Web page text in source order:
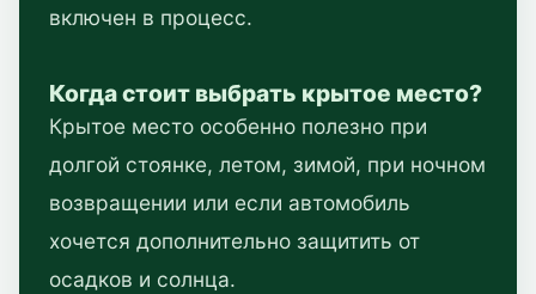
включен в процесс.
Когда стоит выбрать крытое место?
Крытое место особенно полезно при
долгой стоянке, летом, зимой, при ночном
возвращении или если автомобиль
хочется дополнительно защитить от
осадков и солнца.